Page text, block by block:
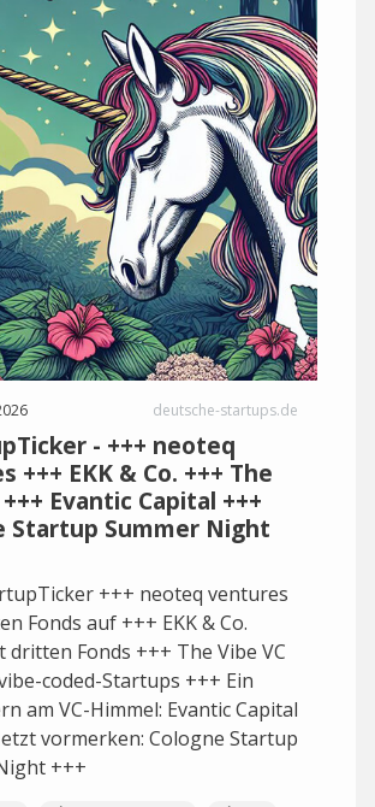
deutsche-startups.de
- +++ neoteq
+++ EKK & Co. +++ The
Evantic Capital +++
Startup Summer Night
+++ neoteq ventures
Fonds auf +++ EKK & Co.
dritten Fonds +++ The Vibe VC
coded-Startups +++ Ein
am VC-Himmel: Evantic Capital
vormerken: Cologne Startup
+++